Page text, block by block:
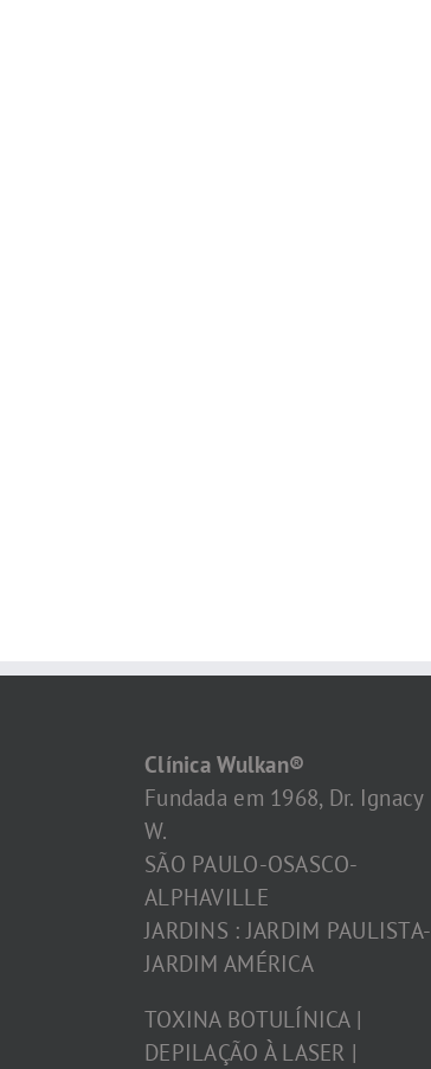
Clínica Wulkan®
Fundada em 1968, Dr. Ignacy
W.
SÃO PAULO-OSASCO-
ALPHAVILLE
JARDINS : JARDIM PAULISTA-
JARDIM AMÉRICA
TOXINA BOTULÍNICA |
DEPILAÇÃO À LASER |